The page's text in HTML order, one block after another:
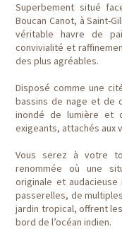
Superbement situé
Boucan Canot, à Saint-
véritable havre de
convivialité et
des plus agréables.
Disposé comme une
bassins de nage et de
inondé de lumière et
exigeants, attachés aux
Vous serez à votre
renommée où une
originale et
passerelles, de
jardin tropical, offrent
bord de l’océan indien.